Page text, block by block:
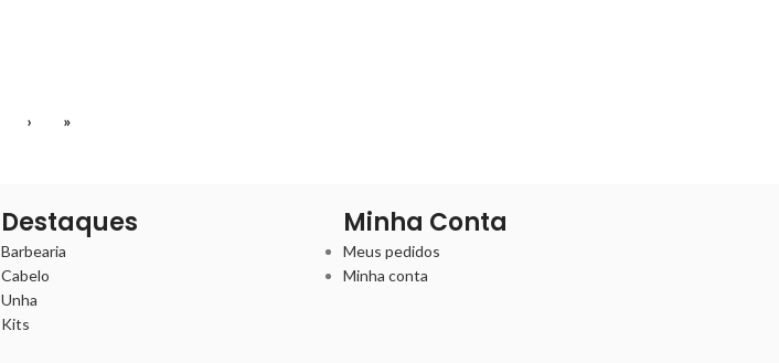
› »
Destaques
Barbearia
Cabelo
Unha
Kits
Minha Conta
Meus pedidos
Minha conta